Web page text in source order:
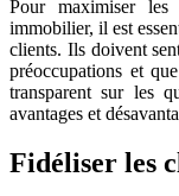
Pour maximiser les
immobilier, il est
clients. Ils doivent
préoccupations et
transparent sur les
avantages et
Fidéliser les